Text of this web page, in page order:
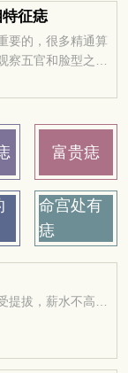
发生...
征痣
要的，很多精通算
察五官和脸型之类
就能注定拥有好
在哪，想要知道哪
富贵痣
命宫处有
痣
你的事业是否遭遇阻力？不受提拔，薪水不高，求职迷茫，未来在何方？今年适合改行创业吗？工作变动，贵人运。。。把握先机方能无往不利！